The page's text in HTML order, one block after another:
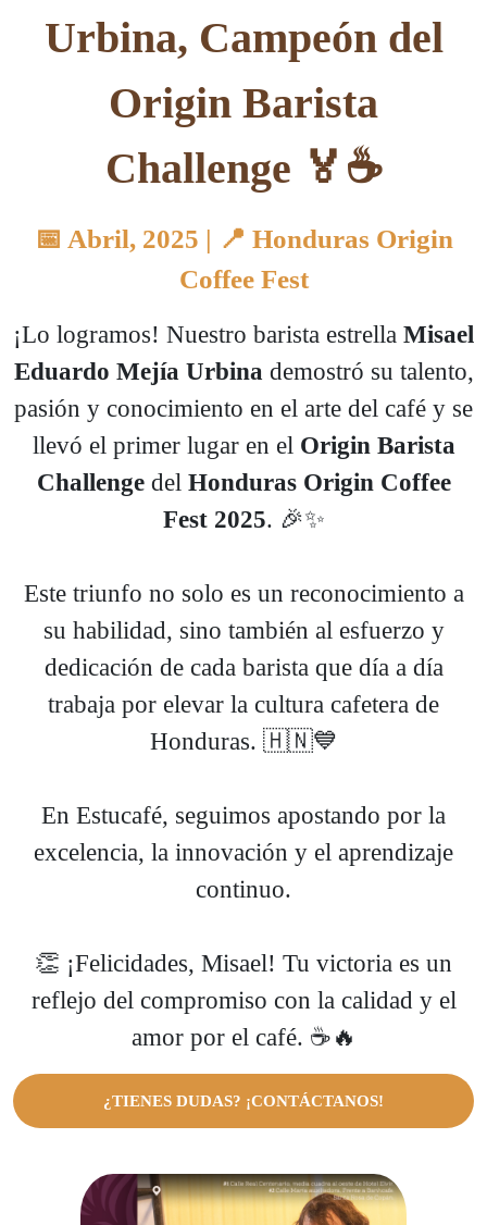
Urbina, Campeón del
Origin Barista
Challenge 🏅☕
📅 Abril, 2025 | 📍 Honduras Origin
Coffee Fest
¡Lo logramos! Nuestro barista estrella Misael
Eduardo Mejía Urbina demostró su talento,
pasión y conocimiento en el arte del café y se
llevó el primer lugar en el Origin Barista
Challengedel Honduras Origin Coffee
Fest 2025. 🎉✨
Este triunfo no solo es un reconocimiento a
su habilidad, sino también al esfuerzo y
dedicación de cada barista que día a día
trabaja por elevar la cultura cafetera de
Honduras. 🇭🇳💙
En Estucafé, seguimos apostando por la
excelencia, la innovación y el aprendizaje
continuo.
👏 ¡Felicidades, Misael! Tu victoria es un
reflejo del compromiso con la calidad y el
amor por el café. ☕🔥
¿TIENES DUDAS? ¡CONTÁCTANOS!